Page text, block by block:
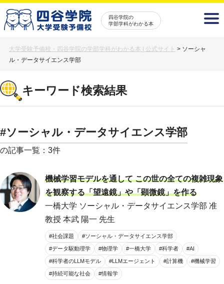
四谷学院の
学部学科がわかる本
大学受験予備校・四谷学院の学部学科がわかる本 | 公式サイト > ソーシャ
ル・データサイエンス学部
キーワード検索結果
#ソーシャル・データサイエンス学部
の記事一覧：3件
機械学習モデルを通して この世の全ての複雑現象
を観察する「望遠鏡」や「顕微鏡」を作る
一橋大学 ソーシャル・データサイエンス学部 准
教授 本武 陽一 先生
#社会課題 #ソーシャル・データサイエンス学部
#データ駆動理学 #物理学 #一橋大学 #科学者 #AI
#科学者のLLMモデル #LLMエージェント #計算機 #機械学習
#持続可能な社会 #情報学